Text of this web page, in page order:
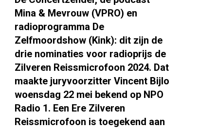
Mina & Mevrouw (VPRO) en
radioprogramma De
Zelfmoordshow (Kink): dit zijn de
drie nominaties voor radioprijs de
Zilveren Reissmicrofoon 2024. Dat
maakte juryvoorzitter Vincent Bijlo
woensdag 22 mei bekend op NPO
Radio 1. Een Ere Zilveren
Reissmicrofoon is toegekend aan